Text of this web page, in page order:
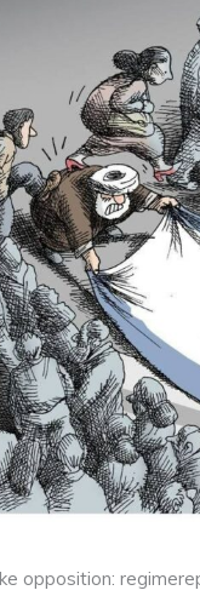
opposition: